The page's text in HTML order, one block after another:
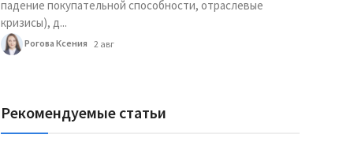
падение покупательной способности, отраслевые
кризисы), д...
Рогова Ксения 2 авг
Рекомендуемые статьи